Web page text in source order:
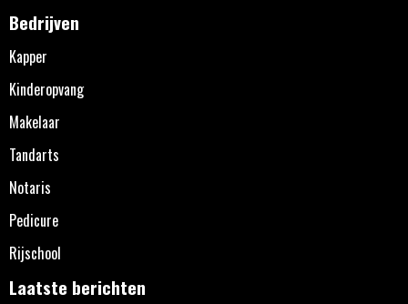
Bedrijven
Kapper
Kinderopvang
Makelaar
Tandarts
Notaris
Pedicure
Rijschool
Laatste berichten